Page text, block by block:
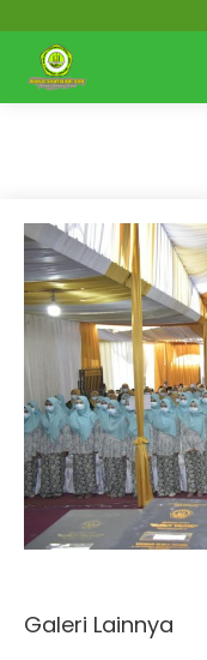
Galeri Lainnya